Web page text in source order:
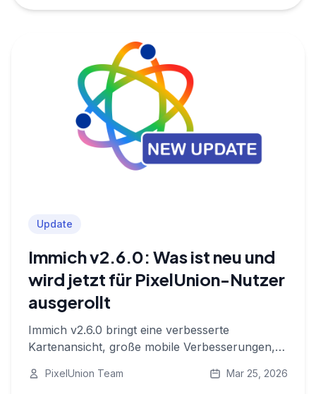
Update
Immich v2.6.0: Was ist neu und
wird jetzt für PixelUnion-Nutzer
ausgerollt
Immich v2.6.0 bringt eine verbesserte
Kartenansicht, große mobile Verbesserungen,
Release jetzt für alle PixelUnion-Nutzer aus.
PixelUnion Team Mar 25, 2026